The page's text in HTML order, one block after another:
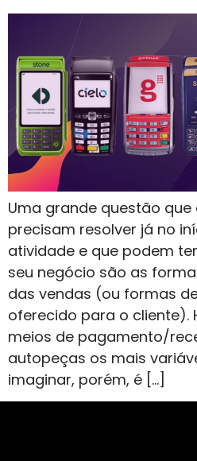
Uma grande questão
precisam resolver já no
atividade e que podem
seu negócio são as
das vendas (ou formas
oferecido para o cliente).
meios de pagamento/
autopeças os mais
imaginar, porém, é […]